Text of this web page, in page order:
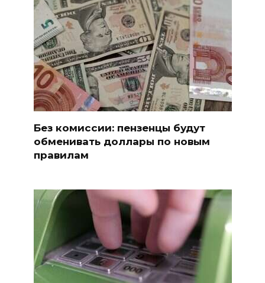
Без комиссии: пензенцы будут
обменивать доллары по новым
правилам